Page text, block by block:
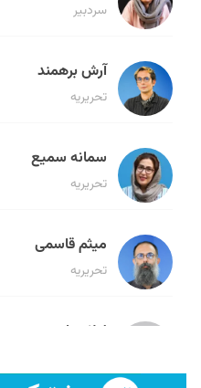
سردبیر
آرش برهمند
تحریریه
سمانه سمیع
تحریریه
میثم قاسمی
تحریریه
لیلا حنارود